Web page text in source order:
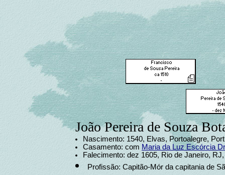
João Pereira de Souza
Nascimento: 1540, Elvas, Portoalegre,
Casamento: com Maria da Luz Escórcia
Falecimento: dez 1605, Rio de Janeiro,
Profissão: Capitão-Mór da capitania de